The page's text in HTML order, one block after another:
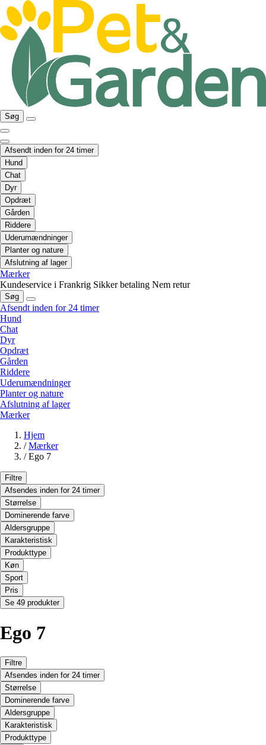
Søg
Afsendt inden for 24 timer
Hund
Chat
Dyr
Opdræt
Gården
Riddere
Uderumændninger
Planter og nature
Afslutning af lager
Mærker
Kundeservice i Frankrig Sikker betaling Nem retur
Søg
Afsendt inden for 24 timer
Hund
Chat
Dyr
Opdræt
Gården
Riddere
Uderumændninger
Planter og nature
Afslutning af lager
Mærker
Hjem
/ Mærker
/ Ego 7
Filtre
Afsendes inden for 24 timer
Størrelse
Dominerende farve
Aldersgruppe
Karakteristisk
Produkttype
Køn
Sport
Pris
Se 49 produkter
Ego 7
Filtre
Afsendes inden for 24 timer
Størrelse
Dominerende farve
Aldersgruppe
Karakteristisk
Produkttype